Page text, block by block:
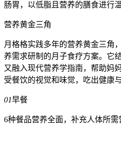
肠胃，以低脂且营养的膳食进行
营养黄金三角
月格格实践多年的营养黄金三角
养需求研制的月子食疗方案。它
又融入现代营养学指南，帮助妈
受餐饮的视觉和味觉，吃出健康与
01早餐
6种餐品营养全面，补充人体所需